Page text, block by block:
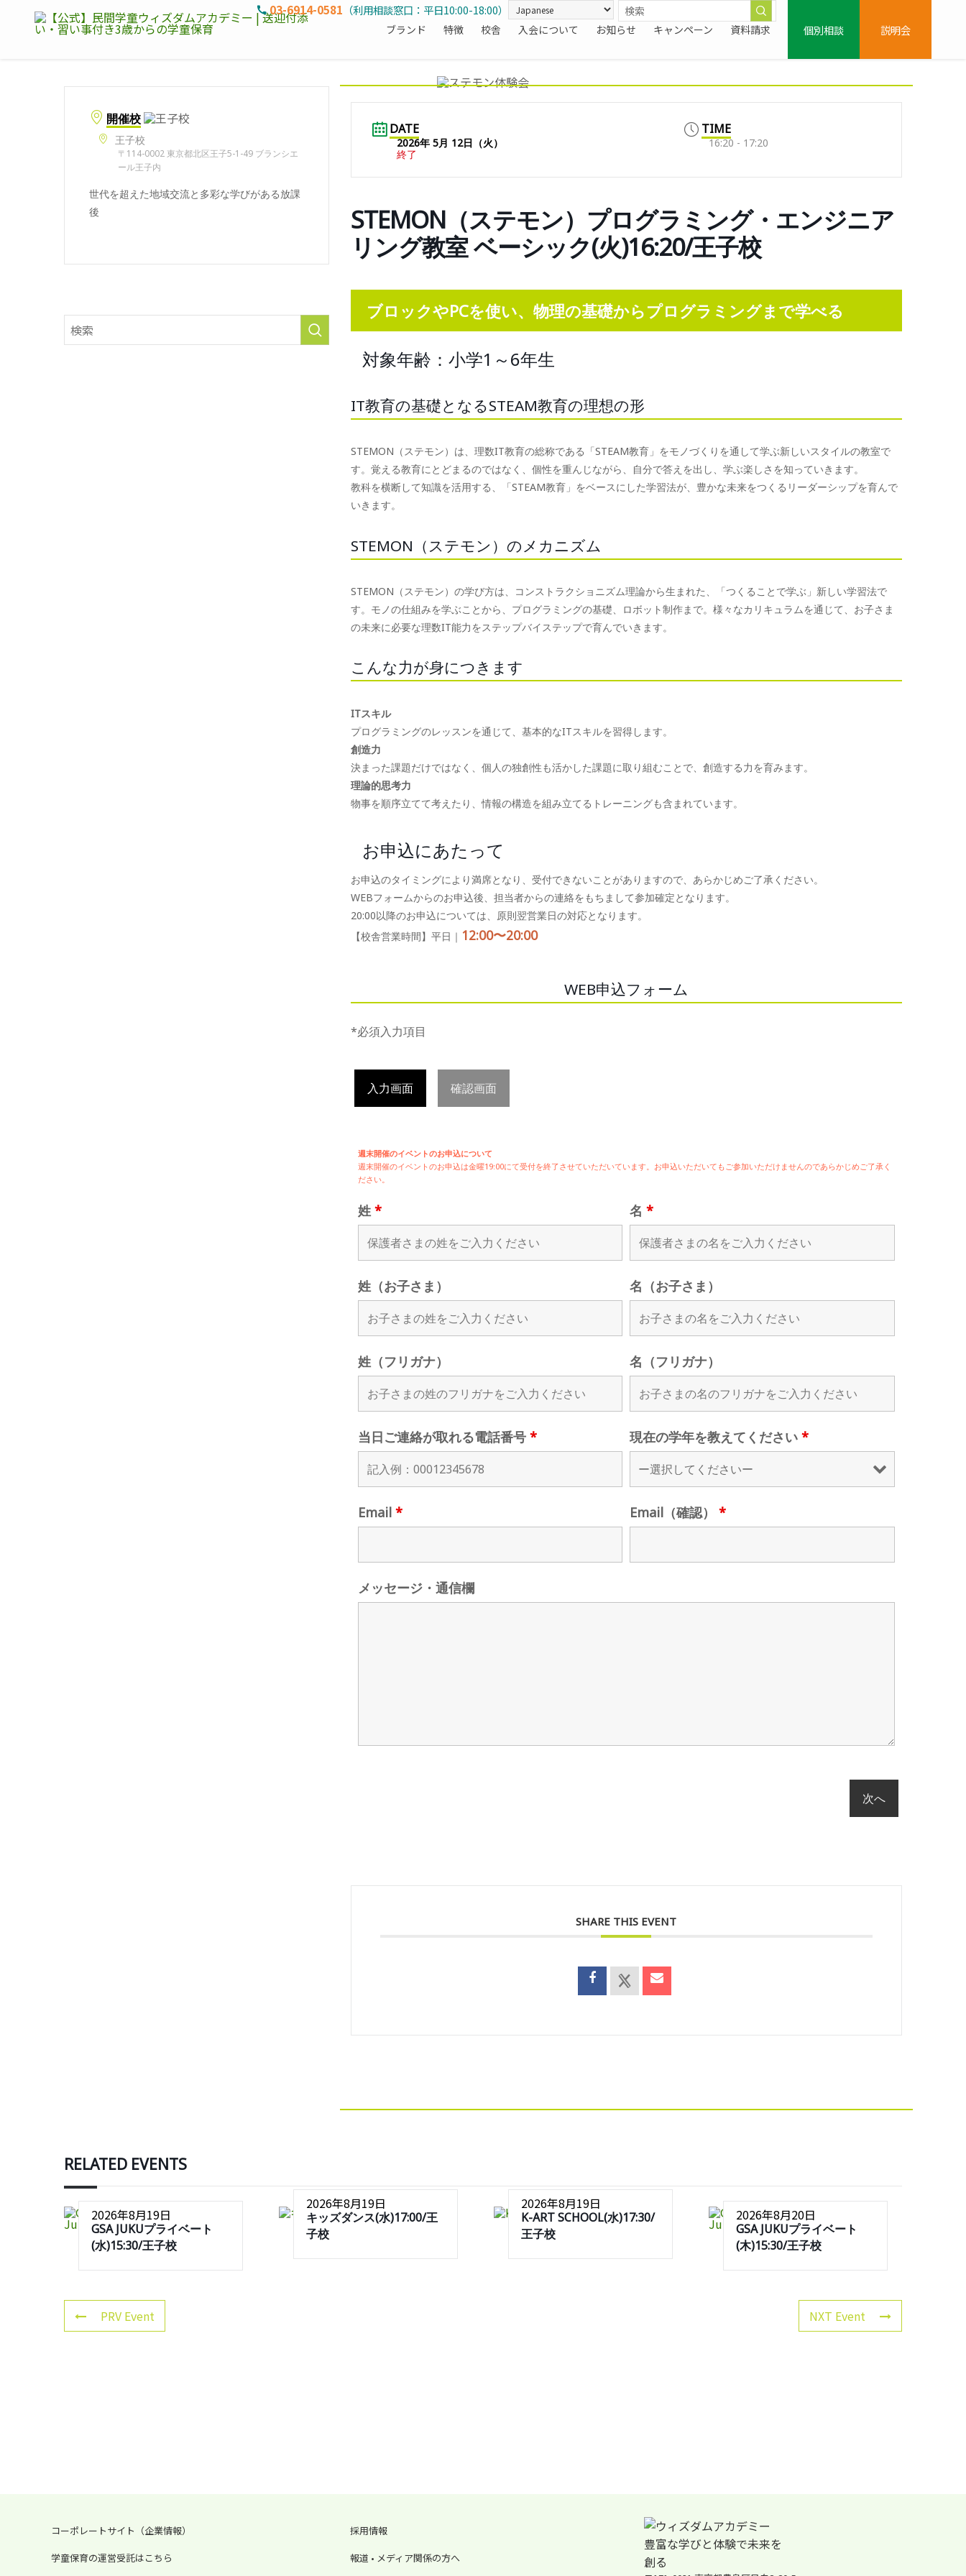
ブランド 特徴 校舎 入会について お知らせ キャンペーン 資料請求
03-6914-0581 （利用相談窓口：平日10:00-18:00）
個別相談
説明会
開催校
王子校
〒114-0002 東京都北区王子5-1-49 ブランシエ
ール王子内
世代を超えた地域交流と多彩な学びがある放課
後
DATE
2026年 5月 12日（火）
終了
TIME
16:20 - 17:20
STEMON（ステモン）プログラミング・エンジニア
リング教室 ベーシック(火)16:20/王子校
ブロックやPCを使い、物理の基礎からプログラミングまで学べる
対象年齢：小学1～6年生
IT教育の基礎となるSTEAM教育の理想の形
STEMON（ステモン）は、理数IT教育の総称である「STEAM教育」をモノづくりを通して学ぶ新しいスタイルの教室で
す。覚える教育にとどまるのではなく、個性を重んじながら、自分で答えを出し、学ぶ楽しさを知っていきます。
教科を横断して知識を活用する、「STEAM教育」をベースにした学習法が、豊かな未来をつくるリーダーシップを育んで
いきます。
STEMON（ステモン）のメカニズム
STEMON（ステモン）の学び方は、コンストラクショニズム理論から生まれた、「つくることで学ぶ」新しい学習法で
す。モノの仕組みを学ぶことから、プログラミングの基礎、ロボット制作まで。様々なカリキュラムを通じて、お子さま
の未来に必要な理数IT能力をステップバイステップで育んでいきます。
こんな力が身につきます
ITスキル
プログラミングのレッスンを通じて、基本的なITスキルを習得します。
創造力
決まった課題だけではなく、個人の独創性も活かした課題に取り組むことで、創造する力を育みます。
理論的思考力
物事を順序立てて考えたり、情報の構造を組み立てるトレーニングも含まれています。
お申込にあたって
お申込のタイミングにより満席となり、受付できないことがありますので、あらかじめご了承ください。
WEBフォームからのお申込後、担当者からの連絡をもちまして参加確定となります。
20:00以降のお申込については、原則翌営業日の対応となります。
【校舎営業時間】平日｜ 12:00〜20:00
WEB申込フォーム
*必須入力項目
入力画面 確認画面
週末開催のイベントのお申込について
週末開催のイベントのお申込は金曜19:00にて受付を終了させていただいています。お申込いただいてもご参加いただけませんのであらかじめご了承く
ださい。
姓 * 名*
姓（お子さま） 名（お子さま）
姓（フリガナ） 名（フリガナ）
当日ご連絡が取れる電話番号 * 現在の学年を教えてください*
Email * Email（確認）*
メッセージ・通信欄
SHARE THIS EVENT
RELATED EVENTS
2026年8月19日
GSA JUKUプライベート
(水)15:30/王子校
2026年8月19日
キッズダンス(水)17:00/王
子校
2026年8月19日
K-ART SCHOOL(水)17:30/
王子校
2026年8月20日
GSA JUKUプライベート
(木)15:30/王子校
PRV Event NXT Event
コーポレートサイト（企業情報）
学童保育の運営受託はこちら
採用情報
報道 • メディア関係の方へ